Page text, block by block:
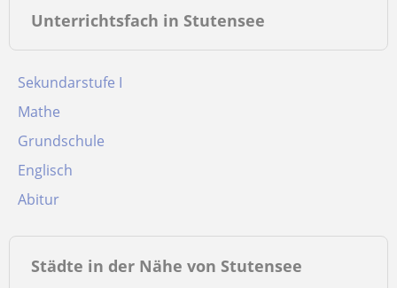
Unterrichtsfach in Stutensee
Sekundarstufe I
Mathe
Grundschule
Englisch
Abitur
Städte in der Nähe von Stutensee